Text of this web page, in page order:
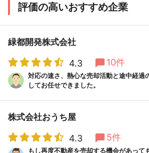
評価の高いおすすめ企業
緑都開発株式会社
4.3 10件
対応の速さ、熱心な売却活動と途中経過
してお任せできました。
株式会社おうち屋
4.3 5件
もし再度不動産を売却する機会があって